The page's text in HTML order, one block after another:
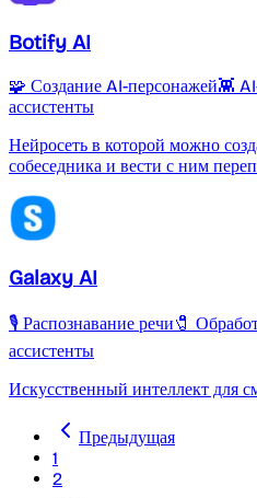
Botify AI
🧩 Создание AI-персонажей👾
ассистенты
Нейросеть в которой можно
собеседника и вести с ним
Galaxy AI
🎙️ Распознавание речи🧷
ассистенты
Искусственный интеллект для
Предыдущая
1
2